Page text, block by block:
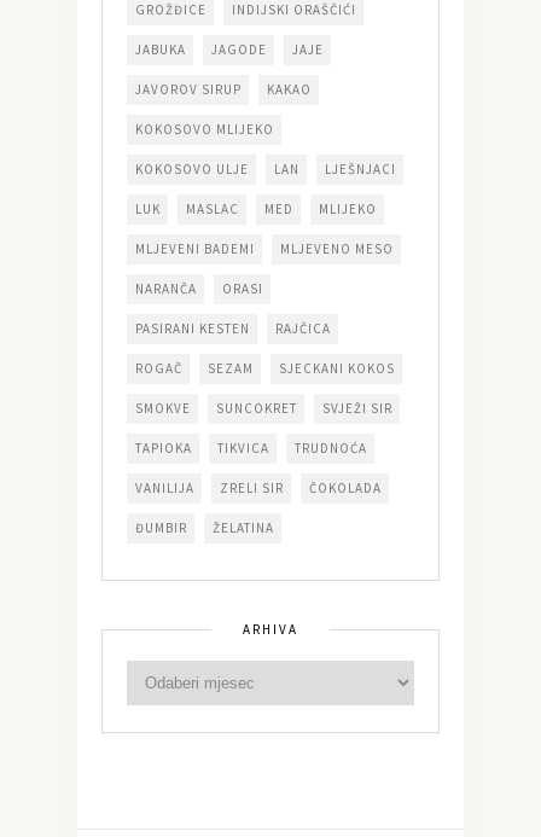
GROŽĐICE INDIJSKI ORAŠČIĆI
JABUKA JAGODE JAJE
JAVOROV SIRUP KAKAO
KOKOSOVO MLIJEKO
KOKOSOVO ULJE LAN LJEŠNJACI
LUK MASLAC MED MLIJEKO
MLJEVENI BADEMI MLJEVENO MESO
NARANČA ORASI
PASIRANI KESTEN RAJČICA
ROGAČ SEZAM SJECKANI KOKOS
SMOKVE SUNCOKRET SVJEŽI SIR
TAPIOKA TIKVICA TRUDNOĆA
VANILIJA ZRELI SIR ČOKOLADA
ĐUMBIR ŽELATINA
ARHIVA